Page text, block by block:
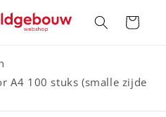
Winkelwagen
A4 100 stuks (smalle zijde